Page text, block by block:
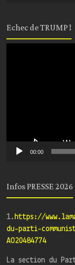
Echec de TRUMP !
00:00
Infos PRESSE 2026
1. https://
du-parti-
AO20484774
La section du